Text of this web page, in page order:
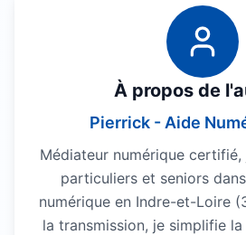
À propos de
Pierrick - Aide
Médiateur numérique
particuliers et seniors
numérique en Indre-et-Loire
la transmission, je simplifie